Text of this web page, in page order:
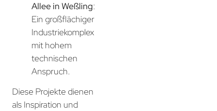
Allee in Weßling:
Ein großflächiger
Industriekomplex
mit hohem
technischen
Anspruch.
Diese Projekte dienen
als Inspiration und